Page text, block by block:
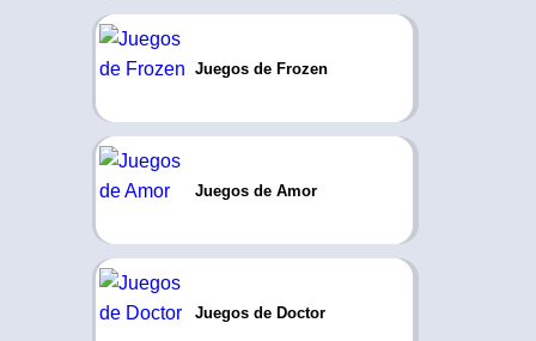
Juegos de Frozen
Juegos de Amor
Juegos de Doctor